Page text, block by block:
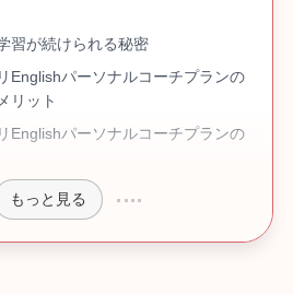
習が続けられる秘密
Englishパーソナルコーチプランの
リット
Englishパーソナルコーチプランの
もっと見る